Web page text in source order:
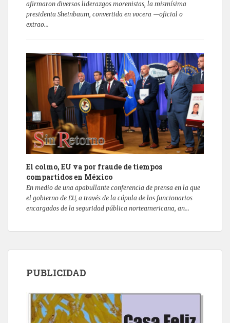
afirmaron diversos liderazgos morenistas, la mismísima
presidenta Sheinbaum, convertida en vocera —oficial o
extrao...
El colmo, EU va por fraude de tiempos
compartidos en México
En medio de una apabullante conferencia de prensa en la que
el gobierno de EU, a través de la cúpula de los funcionarios
encargados de la seguridad pública norteamericana, an...
PUBLICIDAD